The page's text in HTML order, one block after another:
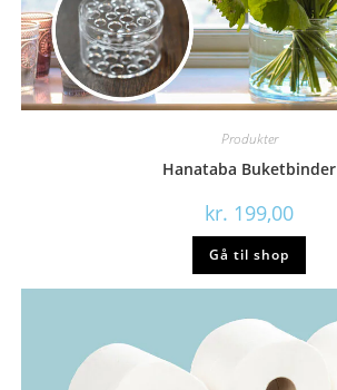
Produkter
Hanataba Buketbinder
kr. 199,00
Gå til shop